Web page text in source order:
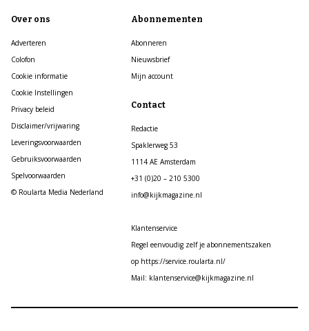
Over ons
Adverteren
Colofon
Cookie informatie
Cookie Instellingen
Privacy beleid
Disclaimer/vrijwaring
Leveringsvoorwaarden
Gebruiksvoorwaarden
Spelvoorwaarden
© Roularta Media Nederland
Abonnementen
Abonneren
Nieuwsbrief
Mijn account
Contact
Redactie
Spaklerweg 53
1114 AE Amsterdam
+31 (0)20 – 210 5300
info@kijkmagazine.nl
Klantenservice
Regel eenvoudig zelf je abonnementszaken
op https://service.roularta.nl/
Mail: klantenservice@kijkmagazine.nl